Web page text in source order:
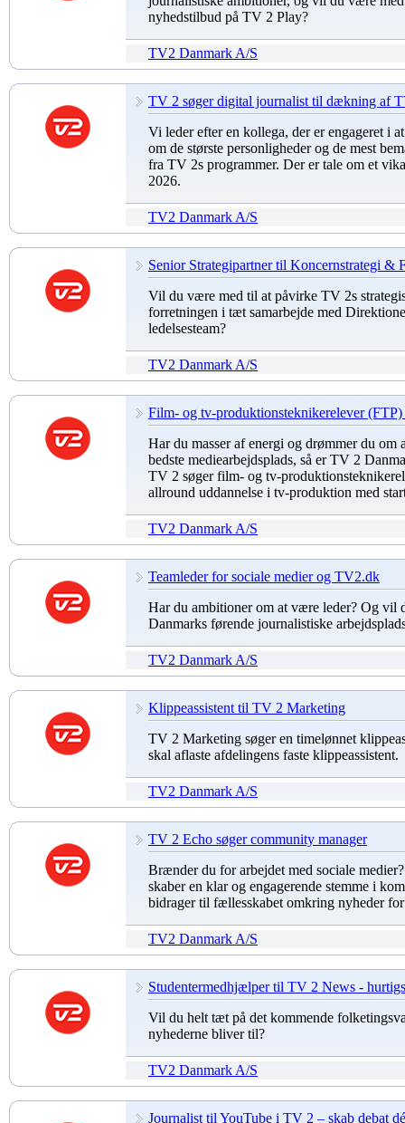
nyhedstilbud på TV 2 Play?
TV2 Danmark A/S
TV 2 søger digital journalist til dækning af
Vi leder efter en kollega, der er engageret i
om de største personligheder og de mest
fra TV 2s programmer. Der er tale om et
2026.
TV2 Danmark A/S
Senior Strategipartner til Koncernstrategi &
Vil du være med til at påvirke TV 2s
forretningen i tæt samarbejde med
ledelsesteam?
TV2 Danmark A/S
Film- og tv-produktionsteknikerelever
Har du masser af energi og drømmer du om
bedste mediearbejdsplads, så er TV 2
TV 2 søger film- og tv-
allround uddannelse i tv-produktion med
TV2 Danmark A/S
Teamleder for sociale medier og TV2.dk
Har du ambitioner om at være leder? Og vil
Danmarks førende journalistiske
TV2 Danmark A/S
Klippeassistent til TV 2 Marketing
TV 2 Marketing søger en timelønnet
skal aflaste afdelingens faste klippeassistent.
TV2 Danmark A/S
TV 2 Echo søger community manager
Brænder du for arbejdet med sociale
skaber en klar og engagerende stemme i
bidrager til fællesskabet omkring nyheder
TV2 Danmark A/S
Studentermedhjælper til TV 2 News -
Vil du helt tæt på det kommende
nyhederne bliver til?
TV2 Danmark A/S
Journalist til YouTube i TV 2 – skab debat